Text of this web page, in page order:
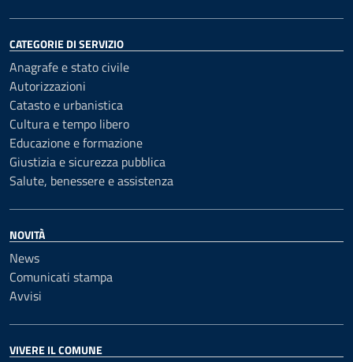
CATEGORIE DI SERVIZIO
Anagrafe e stato civile
Autorizzazioni
Catasto e urbanistica
Cultura e tempo libero
Educazione e formazione
Giustizia e sicurezza pubblica
Salute, benessere e assistenza
NOVITÀ
News
Comunicati stampa
Avvisi
VIVERE IL COMUNE